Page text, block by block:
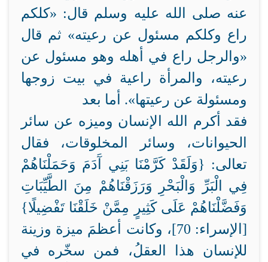
عنه صلى الله عليه وسلم قال: «كلكم
راع وكلكم مسئول عن رعيته» ثم قال
«والرجل راع في أهله وهو مسئول عن
رعيته، والمرأة راعية في بيت زوجها
ومسئولة عن رعيتها». أما بعد
فقد أكرم الله الإنسان وميزه عن سائر
الحيوانات، وسائر المخلوقات، فقال
تعالى: {وَلَقَدْ كَرَّمْنَا بَنِي آَدَمَ وَحَمَلْنَاهُمْ
فِي الْبَرِّ وَالْبَحْرِ وَرَزَقْنَاهُمْ مِنَ الطَّيِّبَاتِ
وَفَضَّلْنَاهُمْ عَلَى كَثِيرٍ مِمَّنْ خَلَقْنَا تَفْضِيلًا}
[الإسراء: 70]، وكانت أعظمَ ميزة وزينة
للإنسان هذا العقلُ، فمن سخّره في